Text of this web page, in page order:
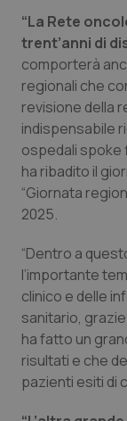
Salute
Sangue
Tiroide
Tumore
Tumori
Tumori
Ulcera &
Vaccini
“La Rete
trent’anni di
comporterà
regionali che
revisione della
indispensabile
ospedali spoke
ha ribadito il
“Giornata
2025.
“Dentro a
l’importante
clinico e delle
sanitario,
ha fatto un
risultati e che
pazienti esiti di